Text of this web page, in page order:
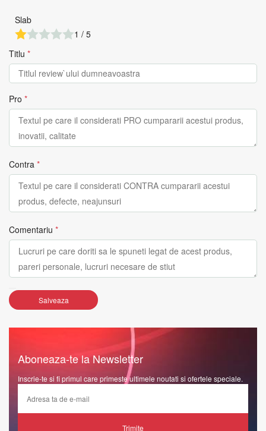
Slab
1 / 5
Titlu *
Pro *
Contra *
Comentariu *
Salveaza
Aboneaza-te la Newsletter
Inscrie-te si fi primul care primeste ultimele noutati si ofertele speciale.
Trimite